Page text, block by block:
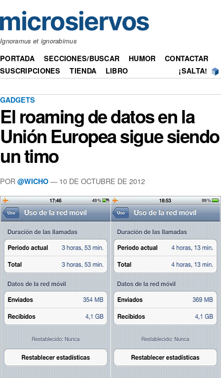
Ignoramus et ignorabimus
PORTADA SECCIONES/BUSCAR HUMOR
CONTACTAR
SUSCRIPCIONES
TIENDA LIBRO ¡SALTA!
GADGETS
El roaming de datos en la
Unión Europea sigue siendo
un timo
POR @WICHO — 10 DE OCTUBRE DE 2012